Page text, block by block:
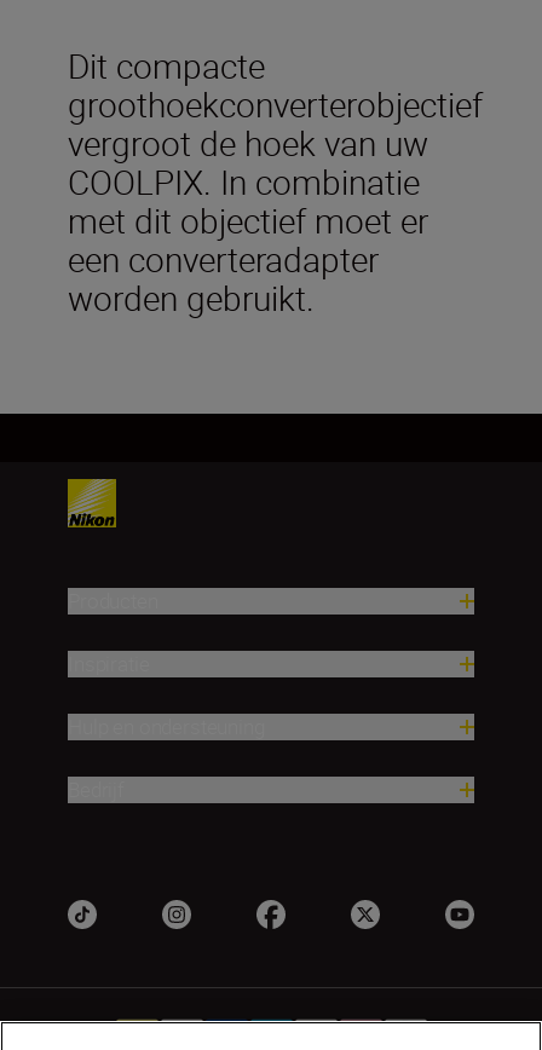
Dit compacte
groothoekconverterobjectief
vergroot de hoek van uw
COOLPIX. In combinatie
met dit objectief moet er
een converteradapter
worden gebruikt.